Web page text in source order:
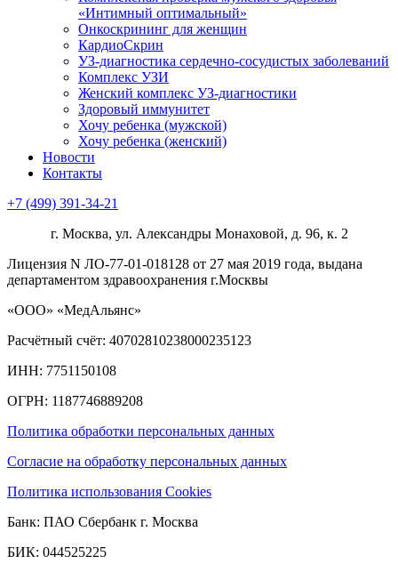
«Интимный оптимальный»
Онкоcкрининг для женщин
КардиоСкрин
УЗ-диагностика сердечно-сосудистых заболеваний
Комплекс УЗИ
Женский комплекс УЗ-диагностики
Здоровый иммунитет
Хочу ребенка (мужской)
Хочу ребенка (женский)
Новости
Контакты
+7 (499) 391-34-21
г. Москва, ул. Александры Монаховой, д. 96, к. 2
Лицензия N ЛО-77-01-018128 от 27 мая 2019 года, выдана
департаментом здравоохранения г.Москвы
«ООО» «МедАльянс»
Расчётный счёт: 40702810238000235123
ИНН: 7751150108
ОГРН: 1187746889208​
Политика обработки персональных данных
Согласие на обработку персональных данных
Политика использования Cookies
Банк: ПАО Сбербанк г. Москва
БИК: 044525225